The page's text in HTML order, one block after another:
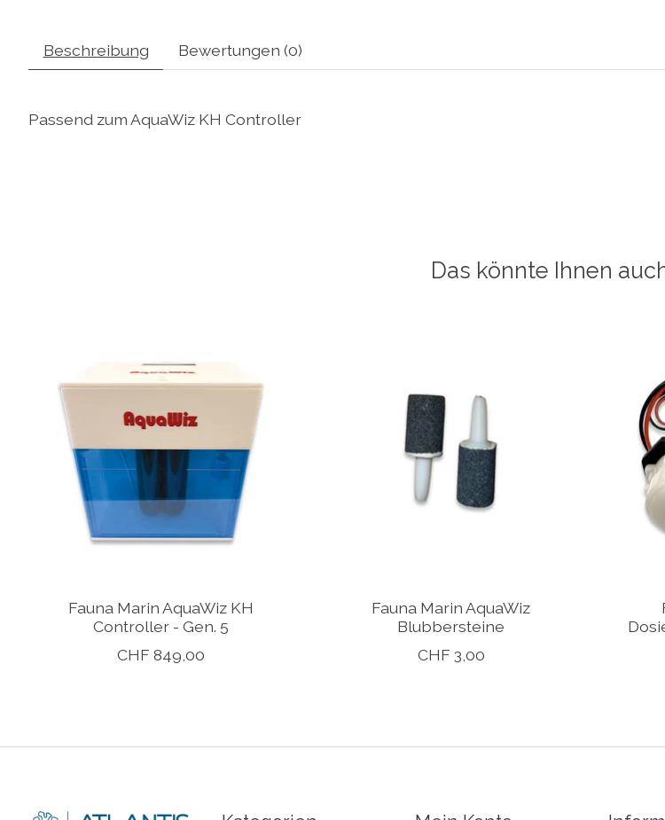
Beschreibung Bewertungen (0)
Passend zum AquaWiz KH Controller
Das könnte Ihnen
Fauna Marin AquaWiz KH
Controller - Gen. 5
CHF 849,00
Fauna Marin AquaWiz
Blubbersteine
CHF 3,00